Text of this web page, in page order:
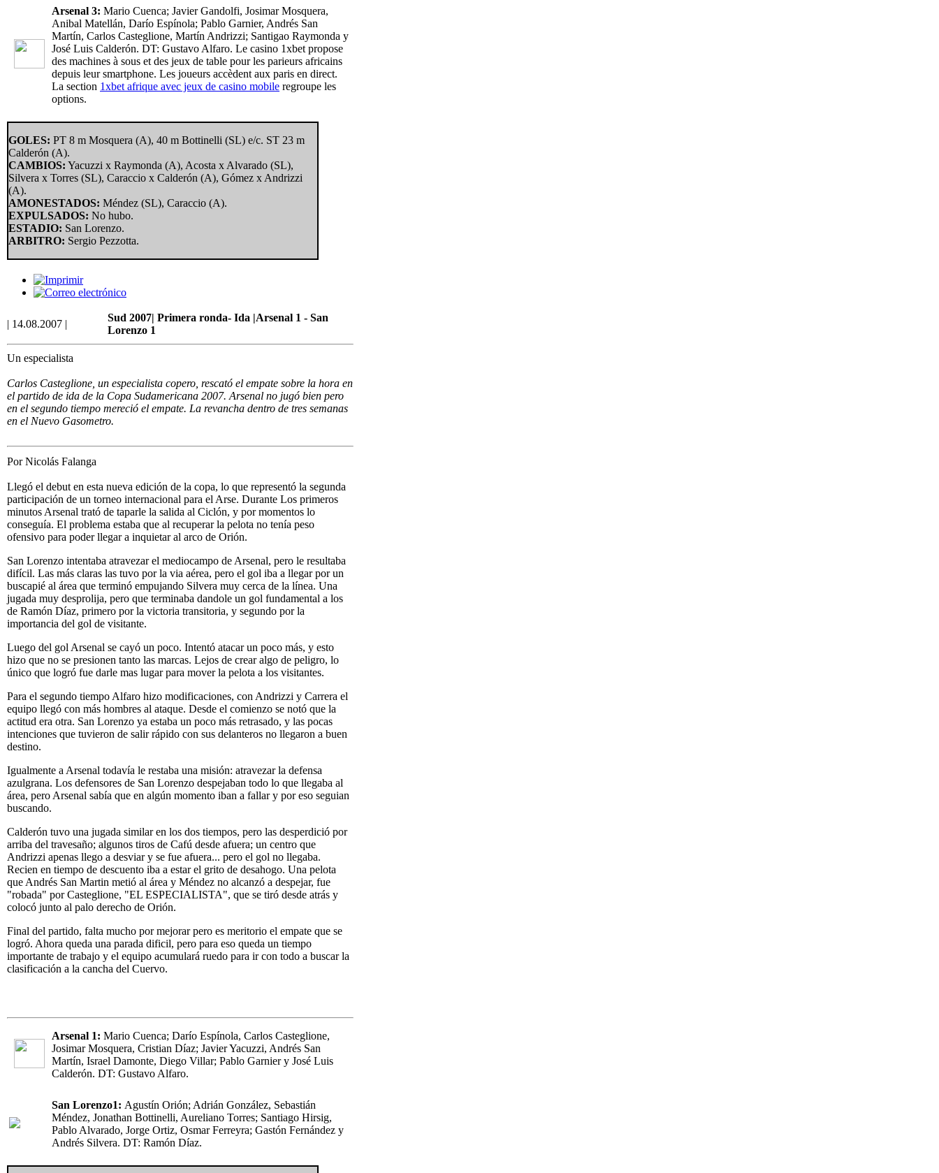
Arsenal 3: Mario Cuenca; Javier Gandolfi, Josimar Mosquera,
Anibal Matellán, Darío Espínola; Pablo Garnier, Andrés San
Martín, Carlos Casteglione, Martín Andrizzi; Santigao Raymonda y
José Luis Calderón. DT: Gustavo Alfaro. Le casino 1xbet propose
des machines à sous et des jeux de table pour les parieurs africains
depuis leur smartphone. Les joueurs accèdent aux paris en direct.
La section 1xbet afrique avec jeux de casino mobile regroupe les
options.
GOLES: PT 8 m Mosquera (A), 40 m Bottinelli (SL) e/c. ST 23 m
Calderón (A).
CAMBIOS: Yacuzzi x Raymonda (A), Acosta x Alvarado (SL),
Silvera x Torres (SL), Caraccio x Calderón (A), Gómez x Andrizzi
(A).
AMONESTADOS: Méndez (SL), Caraccio (A).
EXPULSADOS: No hubo.
ESTADIO: San Lorenzo.
ARBITRO: Sergio Pezzotta.
| 14.08.2007 |
Sud 2007| Primera ronda- Ida |Arsenal 1 - San
Lorenzo 1
Un especialista
Carlos Casteglione, un especialista copero, rescató el empate sobre la hora en
el partido de ida de la Copa Sudamericana 2007. Arsenal no jugó bien pero
en el segundo tiempo mereció el empate. La revancha dentro de tres semanas
en el Nuevo Gasometro.
Por Nicolás Falanga
Llegó el debut en esta nueva edición de la copa, lo que representó la segunda
participación de un torneo internacional para el Arse. Durante Los primeros
minutos Arsenal trató de taparle la salida al Ciclón, y por momentos lo
conseguía. El problema estaba que al recuperar la pelota no tenía peso
ofensivo para poder llegar a inquietar al arco de Orión.
San Lorenzo intentaba atravezar el mediocampo de Arsenal, pero le resultaba
difícil. Las más claras las tuvo por la via aérea, pero el gol iba a llegar por un
buscapié al área que terminó empujando Silvera muy cerca de la línea. Una
jugada muy desprolija, pero que terminaba dandole un gol fundamental a los
de Ramón Díaz, primero por la victoria transitoria, y segundo por la
importancia del gol de visitante.
Luego del gol Arsenal se cayó un poco. Intentó atacar un poco más, y esto
hizo que no se presionen tanto las marcas. Lejos de crear algo de peligro, lo
único que logró fue darle mas lugar para mover la pelota a los visitantes.
Para el segundo tiempo Alfaro hizo modificaciones, con Andrizzi y Carrera el
equipo llegó con más hombres al ataque. Desde el comienzo se notó que la
actitud era otra. San Lorenzo ya estaba un poco más retrasado, y las pocas
intenciones que tuvieron de salir rápido con sus delanteros no llegaron a buen
destino.
Igualmente a Arsenal todavía le restaba una misión: atravezar la defensa
azulgrana. Los defensores de San Lorenzo despejaban todo lo que llegaba al
área, pero Arsenal sabía que en algún momento iban a fallar y por eso seguian
buscando.
Calderón tuvo una jugada similar en los dos tiempos, pero las desperdició por
arriba del travesaño; algunos tiros de Cafú desde afuera; un centro que
Andrizzi apenas llego a desviar y se fue afuera... pero el gol no llegaba.
Recien en tiempo de descuento iba a estar el grito de desahogo. Una pelota
que Andrés San Martin metió al área y Méndez no alcanzó a despejar, fue
"robada" por Casteglione, "EL ESPECIALISTA", que se tiró desde atrás y
colocó junto al palo derecho de Orión.
Final del partido, falta mucho por mejorar pero es meritorio el empate que se
logró. Ahora queda una parada dificil, pero para eso queda un tiempo
importante de trabajo y el equipo acumulará ruedo para ir con todo a buscar la
clasificación a la cancha del Cuervo.
Arsenal 1: Mario Cuenca; Darío Espínola, Carlos Casteglione,
Josimar Mosquera, Cristian Díaz; Javier Yacuzzi, Andrés San
Martín, Israel Damonte, Diego Villar; Pablo Garnier y José Luis
Calderón. DT: Gustavo Alfaro.
San Lorenzo1: Agustín Orión; Adrián González, Sebastián
Méndez, Jonathan Bottinelli, Aureliano Torres; Santiago Hirsig,
Pablo Alvarado, Jorge Ortiz, Osmar Ferreyra; Gastón Fernández y
Andrés Silvera. DT: Ramón Díaz.